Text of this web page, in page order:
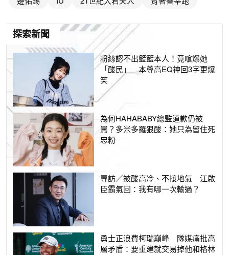
探索新聞
粉絲認不出籃籃本人！竟嗆爆她
「酸民」 本尊高EQ神回3字更爆
笑
為何HAHABABY總監道歉仍被
罵？多米多羅狠酸：她只為留住死
忠粉
專訪／被酸高冷、不接地氣 江啟
臣霸氣回：我有哪一次輸過？
勇士正浪費柯瑞巔峰 隊媒痛批高
層矛盾：要重建就交易掉他和格林